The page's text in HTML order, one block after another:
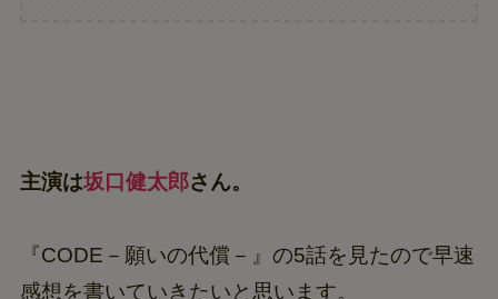
主演は坂口健太郎さん。
『CODE－願いの代償－』の5話を見たので早速
感想を書いていきたいと思います。